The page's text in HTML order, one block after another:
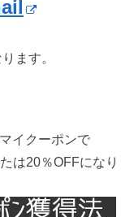
ます。
イクーポンで
は20％OFFになり